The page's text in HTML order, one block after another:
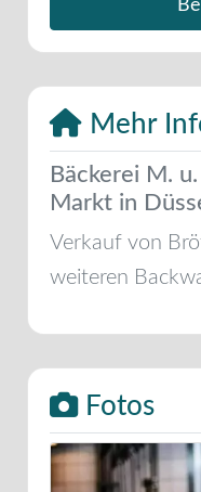
Mehr
Bäckerei M.
Markt in
Verkauf von
weiteren
Fotos